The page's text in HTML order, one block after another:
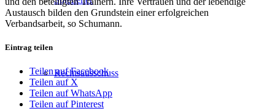
Rechtsausschuss
Austausch bilden den Grundstein einer erfolgreichen
Verbandsarbeit, so Schumann.
Eintrag teilen
Teilen auf Facebook
Teilen auf X
Teilen auf WhatsApp
Teilen auf Pinterest